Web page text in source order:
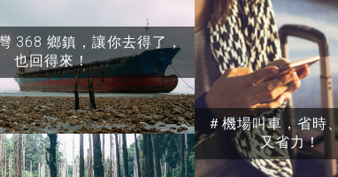
368 鄉鎮，讓你去得了，
也回得來！
＃機場叫車，省時
又省力！